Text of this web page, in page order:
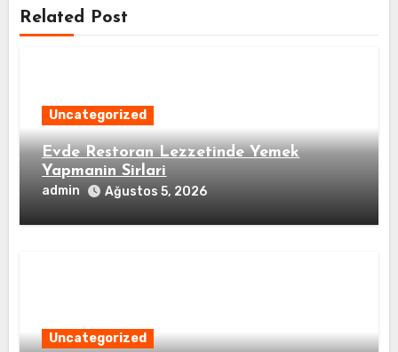
Related Post
Uncategorized
Evde Restoran Lezzetinde Yemek
Yapmanin Sirlari
admin Ağustos 5, 2026
Uncategorized